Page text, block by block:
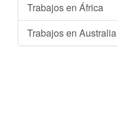
Trabajos en África
Trabajos en Australia